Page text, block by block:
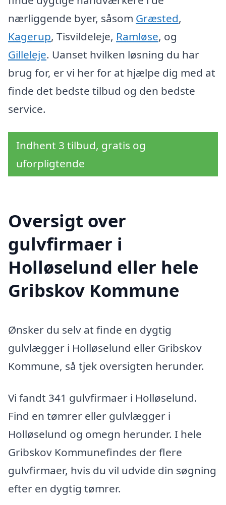
nærliggende byer, såsom Græsted,
Kagerup, Tisvildeleje, Ramløse, og
Gilleleje. Uanset hvilken løsning du har
brug for, er vi her for at hjælpe dig med at
finde det bedste tilbud og den bedste
service.
Indhent 3 tilbud, gratis og
uforpligtende
Oversigt over
gulvfirmaer i
Holløselund eller hele
Gribskov Kommune
Ønsker du selv at finde en dygtig
gulvlægger i Holløselund eller Gribskov
Kommune, så tjek oversigten herunder.
Vi fandt 341 gulvfirmaer i Holløselund.
Find en tømrer eller gulvlægger i
Holløselund og omegn herunder. I hele
Gribskov Kommunefindes der flere
gulvfirmaer, hvis du vil udvide din søgning
efter en dygtig tømrer.